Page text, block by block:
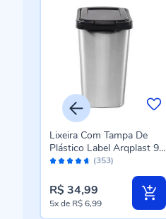
Avaliação: (353)
Lixeira Com Tampa De
Plástico Label Arqplast 9L
- Metalizada
R$ 34,99
5xde R$ 6,99